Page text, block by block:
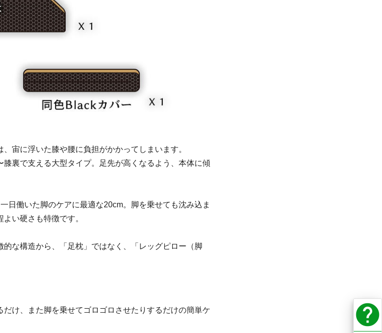
宙に浮いた膝や腰に負担がかかってしまいます。
膝裏で支える大型タイプ。足先が高くなるよう、本体に傾
日働いた脚のケアに最適な20cm。脚を乗せても沈み込ま
い硬さも特徴です。
的な構造から、「足枕」ではなく、「レッグピロー（脚
だけ、また脚を乗せてゴロゴロさせたりするだけの簡単ケ
help